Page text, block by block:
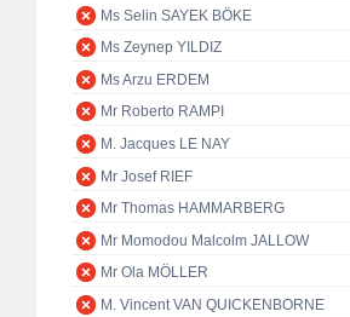
Ms Selin SAYEK BÖKE
Ms Zeynep YILDIZ
Ms Arzu ERDEM
Mr Roberto RAMPI
M. Jacques LE NAY
Mr Josef RIEF
Mr Thomas HAMMARBERG
Mr Momodou Malcolm JALLOW
Mr Ola MÖLLER
M. Vincent VAN QUICKENBORNE